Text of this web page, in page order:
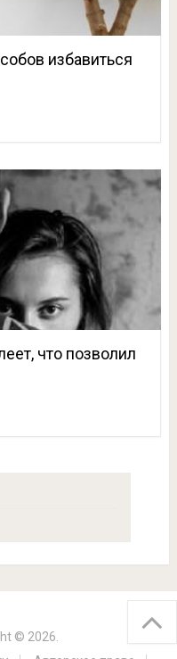
избавиться
что позволил
© 2026.